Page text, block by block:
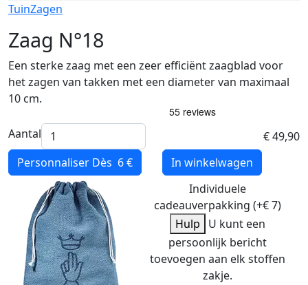
TuinZagen
Zaag N°18
Een sterke zaag met een zeer efficiënt zaagblad voor
het zagen van takken met een diameter van maximaal
10 cm.
Aantal
€ 49,90
Personnaliser Dès 6 €
In winkelwagen
Individuele
cadeauverpakking (+€ 7)
Hulp
U kunt een
persoonlijk bericht
toevoegen aan elk stoffen
zakje.